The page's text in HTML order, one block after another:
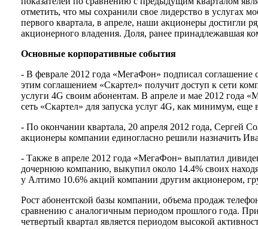
отметить, что мы сохранили свое лидерство в услугах
первого квартала, в апреле, наши акционеры достигли
акционерного владения. Доля, ранее принадлежавшая
Основные корпоративные события
- В феврале 2012 года «МегаФон» подписал соглашение
этим соглашением «Скартел» получит доступ к сети
услуги 4G своим абонентам. В апреле и мае 2012 года
сеть «Скартел» для запуска услуг 4G, как минимум, еще
- По окончании квартала, 20 апреля 2012 года, Сергей
акционеры компании единогласно решили назначить
- Также в апреле 2012 года «МегаФон» выплатил
дочернюю компанию, выкупил около 14.4% своих
у Алтимо 10.6% акций компании другим акционером,
Рост абонентской базы компании, объема продаж
сравнению с аналогичным периодом прошлого года.
четвертый квартал является периодом высокой